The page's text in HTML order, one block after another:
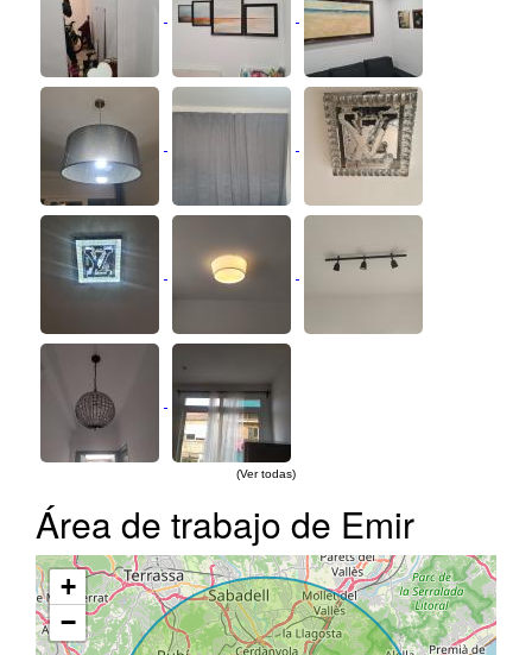
(Ver todas)
Área de trabajo de Emir
+
−